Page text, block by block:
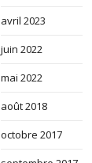
avril 2023
juin 2022
mai 2022
août 2018
octobre 2017